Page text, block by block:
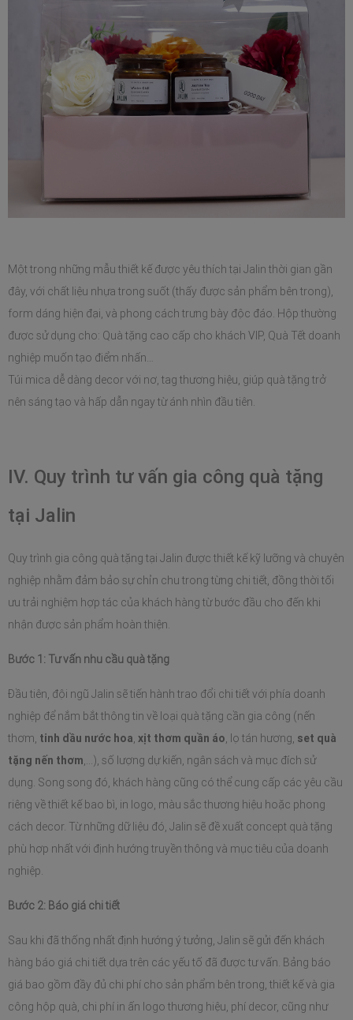
Một trong những mẫu thiết kế được yêu thích tại Jalin thời gian gần
đây, với chất liệu nhựa trong suốt (thấy được sản phẩm bên trong),
form dáng hiện đại, và phong cách trưng bày độc đáo. Hộp thường
được sử dụng cho: Quà tặng cao cấp cho khách VIP, Quà Tết doanh
nghiệp muốn tạo điểm nhấn…
Túi mica dễ dàng decor với nơ, tag thương hiệu, giúp quà tặng trở
nên sáng tạo và hấp dẫn ngay từ ánh nhìn đầu tiên.
IV. Quy trình tư vấn gia công quà tặng
tại Jalin
Quy trình gia công quà tặng tại Jalin được thiết kế kỹ lưỡng và chuyên
nghiệp nhằm đảm bảo sự chỉn chu trong từng chi tiết, đồng thời tối
ưu trải nghiệm hợp tác của khách hàng từ bước đầu cho đến khi
nhận được sản phẩm hoàn thiện.
Bước 1: Tư vấn nhu cầu quà tặng
Đầu tiên, đội ngũ Jalin sẽ tiến hành trao đổi chi tiết với phía doanh
nghiệp để nắm bắt thông tin về loại quà tặng cần gia công (nến
thơm, tinh dầu nước hoa xịt thơm quần áo , lọ tán hương, set quà
tặng nến thơm ,...), số lượng dự kiến, ngân sách và mục đích sử
dụng. Song song đó, khách hàng cũng có thể cung cấp các yêu cầu
riêng về thiết kế bao bì, in logo, màu sắc thương hiệu hoặc phong
cách decor. Từ những dữ liệu đó, Jalin sẽ đề xuất concept quà tặng
phù hợp nhất với định hướng truyền thông và mục tiêu của doanh
nghiệp.
Bước 2: Báo giá chi tiết
Sau khi đã thống nhất định hướng ý tưởng, Jalin sẽ gửi đến khách
hàng báo giá chi tiết dựa trên các yếu tố đã được tư vấn. Bảng báo
giá bao gồm đầy đủ chi phí cho sản phẩm bên trong, thiết kế và gia
công hộp quà, chi phí in ấn logo thương hiệu, phí decor, cũng như